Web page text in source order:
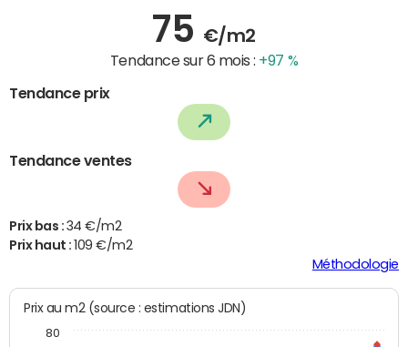
75 €/m2
Tendance sur 6 mois : +97 %
Tendance prix
Tendance ventes
Prix bas : 34 €/m2
Prix haut : 109 €/m2
Méthodologie
Prix au m2 (source : estimations JDN)
80